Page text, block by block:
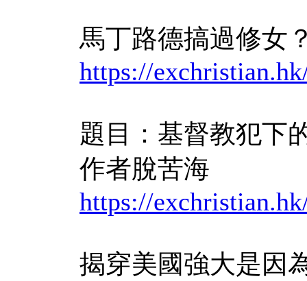
馬丁路德搞過修女
https://
題目：基督教犯下
作者脫苦海
https://
揭穿美國強大是因